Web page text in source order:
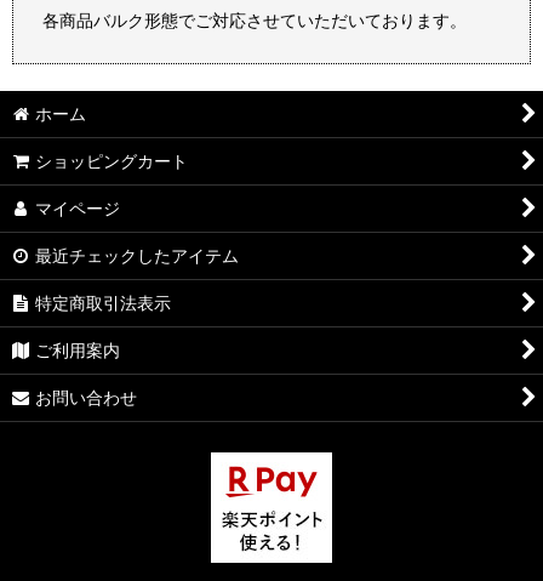
各商品バルク形態でご対応させていただいております。
ホーム
ショッピングカート
マイページ
最近チェックしたアイテム
特定商取引法表示
ご利用案内
お問い合わせ